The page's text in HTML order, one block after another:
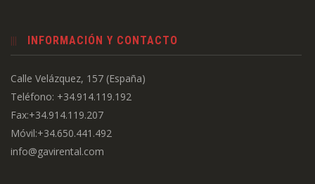
INFORMACIÓN Y CONTACTO
Calle Velázquez, 157 (España)
Teléfono: +34.914.119.192
Fax:+34.914.119.207
Móvil:+34.650.441.492
info@gavirental.com